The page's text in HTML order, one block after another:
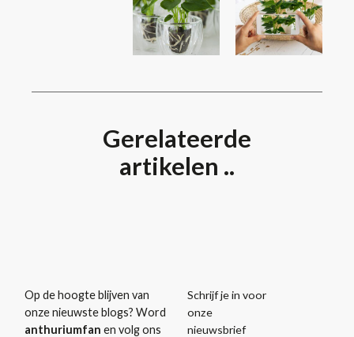
Gerelateerde
artikelen ..
Op de hoogte blijven van
onze nieuwste blogs? Word
anthuriumfan en volg ons
Schrijf je in voor
onze
nieuwsbrief